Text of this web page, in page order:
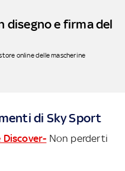
disegno e firma del
online delle mascherine
di Sky Sport
Discover- Non perderti